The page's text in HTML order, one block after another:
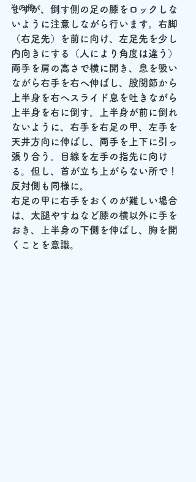
その他
ますが、倒す側の足の膝をロックしな
いように注意しながら行います。右脚
（右足先）を前に向け、左足先を少し
内向きにする（人により角度は違う）
両手を肩の高さで横に開き、
息を吸い
ながら右手を右へ伸ばし、股関節から
上半身を右へスライド 息を吐きながら
上半身を右に倒す。上半身が前に倒れ
ないように、右手を右足の甲、左手を
天井方向に伸ばし、両手を上下に引っ
張り合う。目線を左手の指先に向け
る。但し、首が立ち上がらない所で！
反対側も同様に。
右足の甲に右手をおくのが難しい場合
は、太腿やすねなど膝の横以外に手を
おき、上半身の下側を伸ばし、胸を開
くことを意識。